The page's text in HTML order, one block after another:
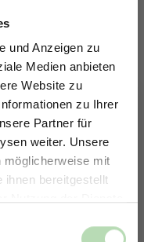
und Anzeigen zu
Medien anbieten
Website zu
zu Ihrer
Partner für
weiter. Unsere
möglicherweise mit
ihnen bereitgestellt
AUF